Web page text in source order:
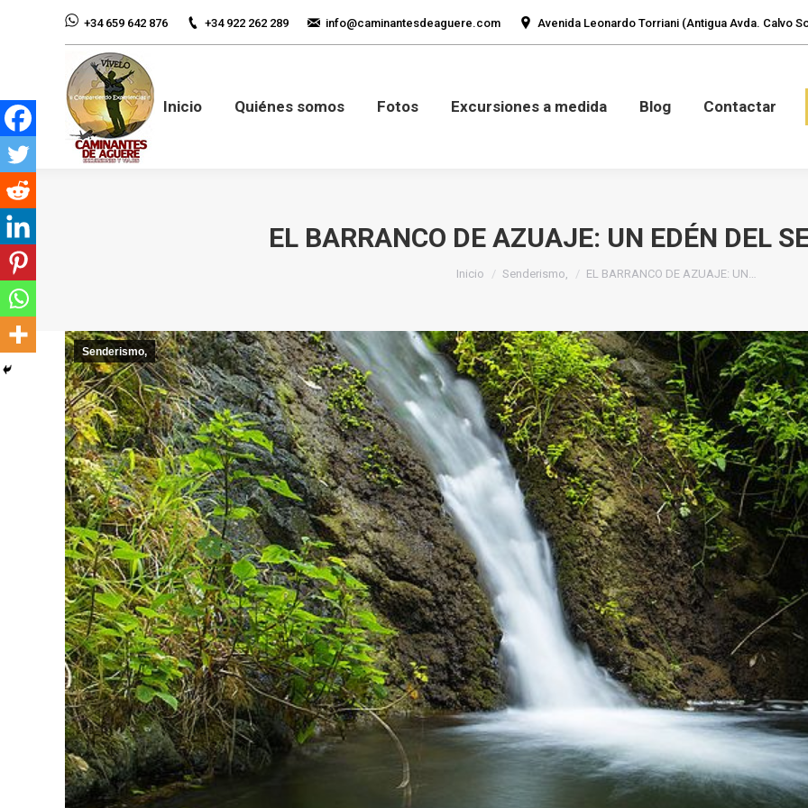
+34 659 642 876 +34 922 262 289 info@caminantesdeaguere.com Avenida Leonardo Torriani (Antigua Avda. Calvo
Inicio Quiénes somos Fotos Excursiones a medida Blog Contactar
EL BARRANCO DE AZUAJE: UN EDÉN DEL
Estás aquí:
Inicio Senderismo, EL BARRANCO DE AZUAJE: UN…
Senderismo,